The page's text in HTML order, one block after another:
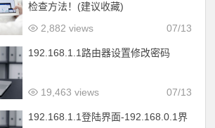
检查方法！(建议收藏)
07/13
2,882 views
192.168.1.1路由器设置修改密码
07/13
19,463 views
192.168.1.1登陆界面-192.168.0.1界